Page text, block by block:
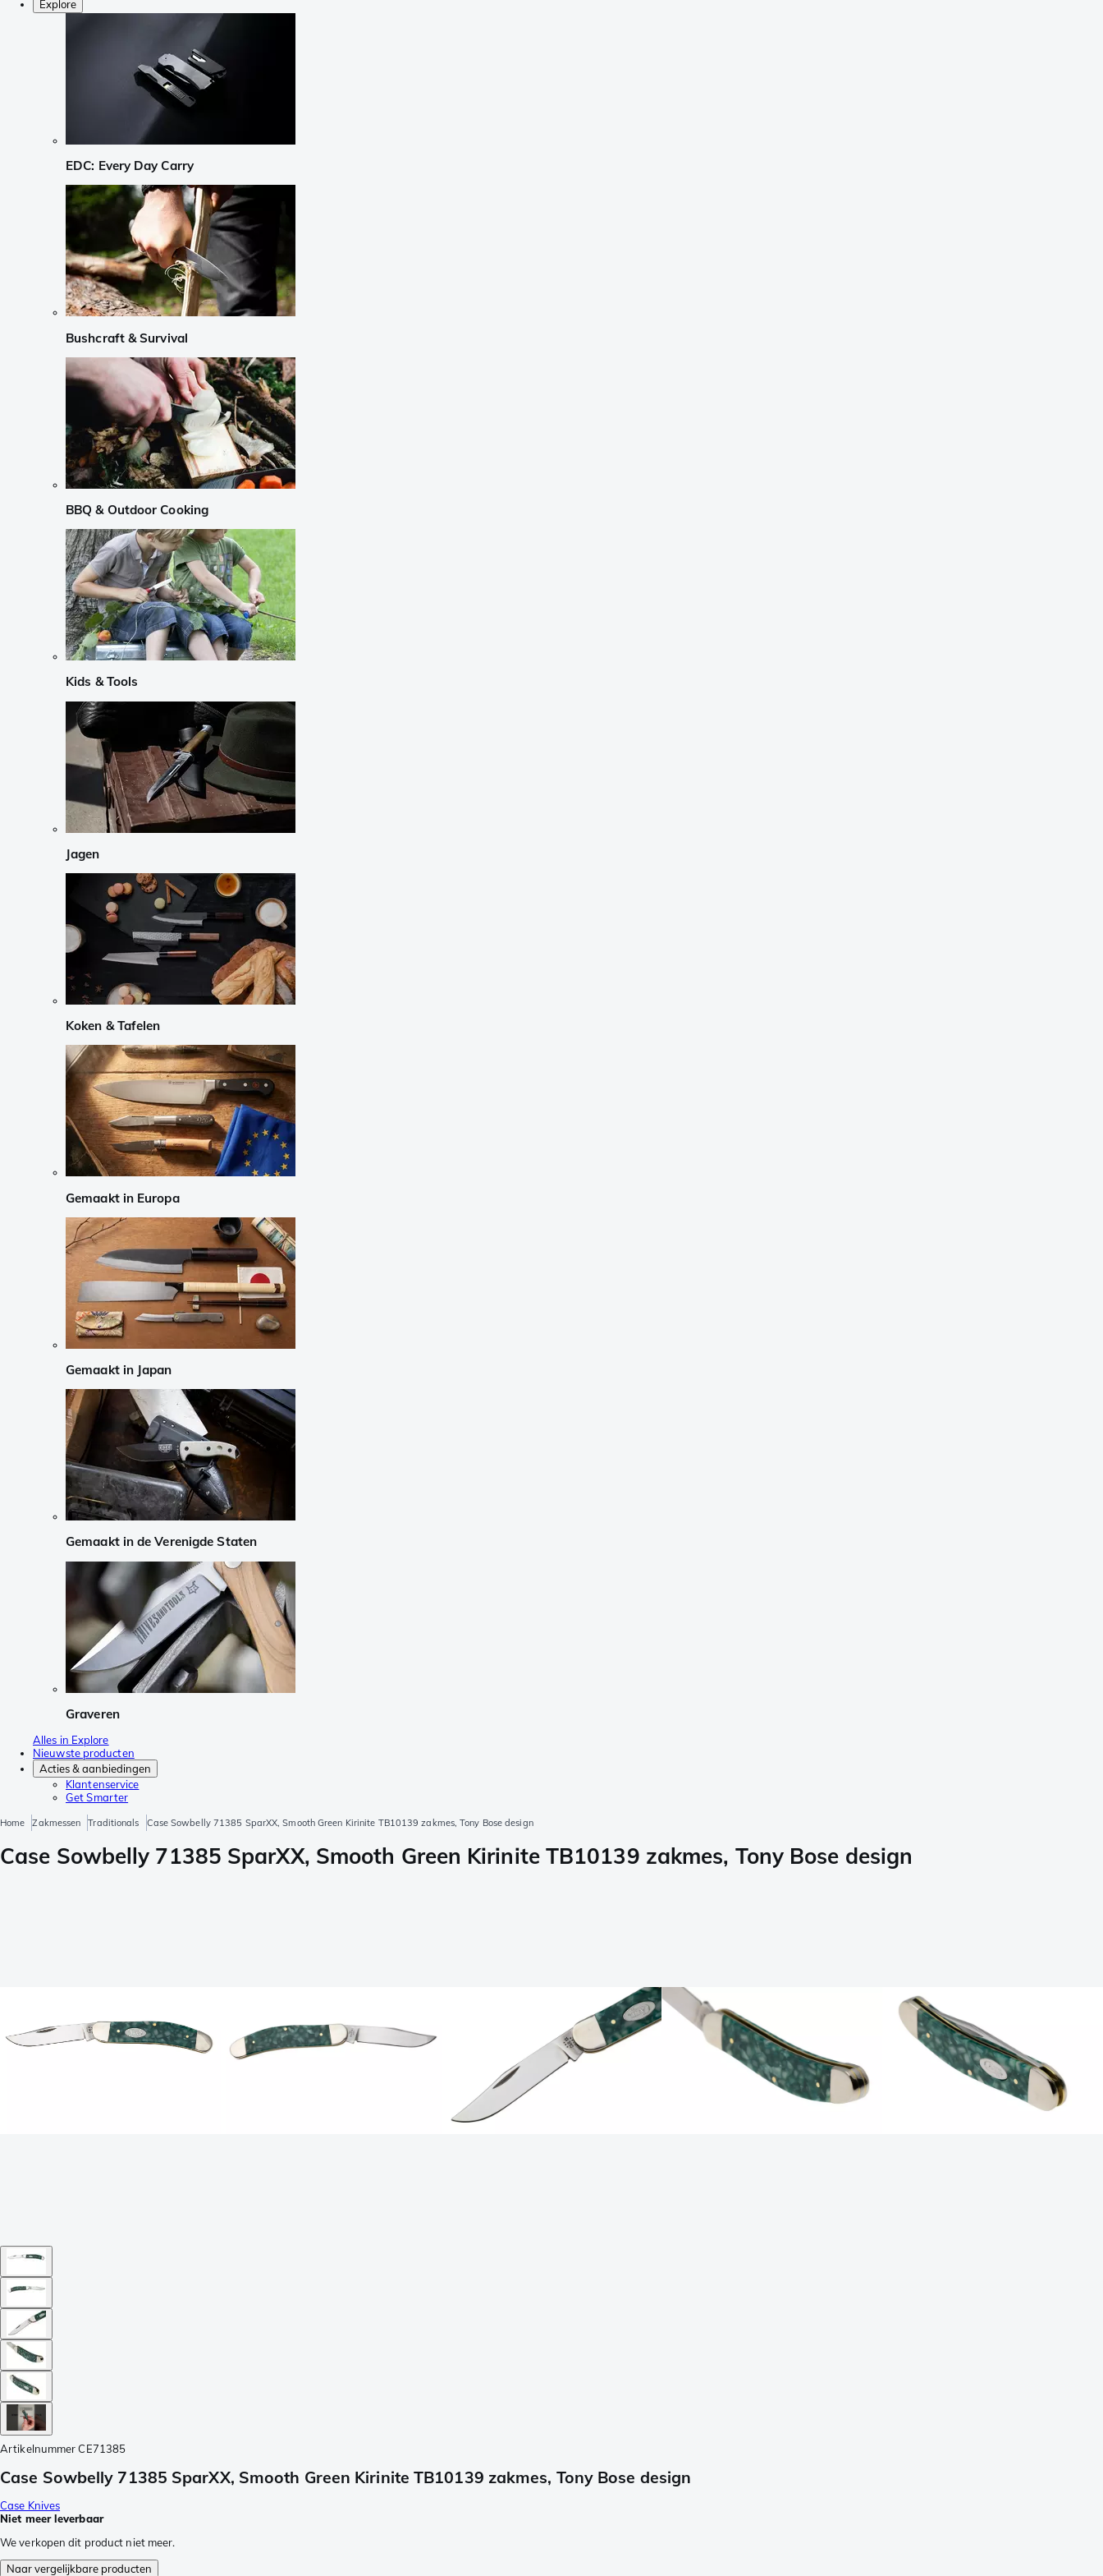
Explore
EDC: Every Day Carry
Bushcraft & Survival
BBQ & Outdoor Cooking
Kids & Tools
Jagen
Koken & Tafelen
Gemaakt in Europa
Gemaakt in Japan
Gemaakt in de Verenigde Staten
Graveren
Alles in Explore
Nieuwste producten
Acties & aanbiedingen
Klantenservice
Get Smarter
Home Zakmessen Traditionals Case Sowbelly 71385 SparXX, Smooth Green Kirinite TB10139 zakmes, Tony Bose design
Case Sowbelly 71385 SparXX, Smooth Green Kirinite TB10139 zakmes, Tony Bose design
Artikelnummer CE71385
Case Sowbelly 71385 SparXX, Smooth Green Kirinite TB10139 zakmes, Tony Bose design
Case Knives
Niet meer leverbaar
We verkopen dit product niet meer.
Naar vergelijkbare producten